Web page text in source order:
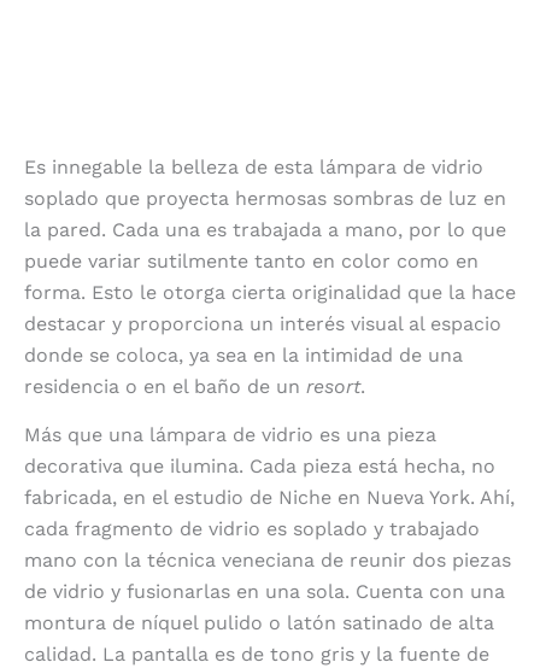
Es innegable la belleza de esta lámpara de vidrio
soplado que proyecta hermosas sombras de luz en
la pared. Cada una es trabajada a mano, por lo que
puede variar sutilmente tanto en color como en
forma. Esto le otorga cierta originalidad que la hace
destacar y proporciona un interés visual al espacio
donde se coloca, ya sea en la intimidad de una
residencia o en el baño de un resort.
Más que una lámpara de vidrio es una pieza
decorativa que ilumina. Cada pieza está hecha, no
fabricada, en el estudio de Niche en Nueva York. Ahí,
cada fragmento de vidrio es soplado y trabajado
mano con la técnica veneciana de reunir dos piezas
de vidrio y fusionarlas en una sola. Cuenta con una
montura de níquel pulido o latón satinado de alta
calidad. La pantalla es de tono gris y la fuente de